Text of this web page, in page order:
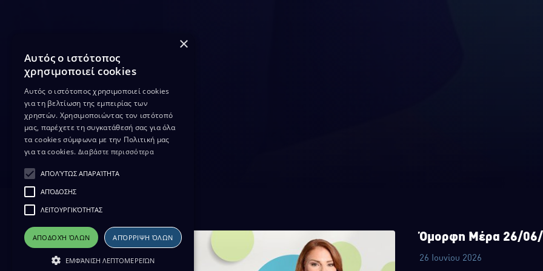
Όμορφη Μέρα 26/
26 Ιουνίου 2026
×
Αυτός ο ιστότοπος
χρησιμοποιεί cookies
Αυτός ο ιστότοπος χρησιμοποιεί cookies
για τη βελτίωση της εμπειρίας των
χρηστών. Χρησιμοποιώντας τον ιστότοπό
μας, παρέχετε τη συγκατάθεσή σας για όλα
τα cookies σύμφωνα με την Πολιτική μας
για τα cookies. Διαβάστε περισσότερα
ΑΠΟΛΎΤΩΣ ΑΠΑΡΑΊΤΗΤΑ
ΑΠΌΔΟΣΗΣ
ΛΕΙΤΟΥΡΓΙΚΌΤΗΤΑΣ
ΑΠΟΔΟΧΉ ΌΛΩΝ ΑΠΌΡΡΙΨΗ ΌΛΩΝ
ΕΜΦΆΝΙΣΗ ΛΕΠΤΟΜΕΡΕΙΏΝ